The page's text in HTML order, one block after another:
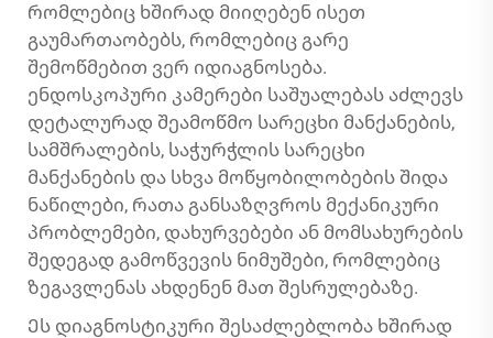
რომლებიც ხშირად მიიღებენ ისეთ
გაუმართაობებს, რომლებიც გარე
შემოწმებით ვერ იდიაგნოსება.
ენდოსკოპური კამერები საშუალებას აძლევს
დეტალურად შეამოწმო სარეცხი მანქანების,
სამშრალების, საჭურჭლის სარეცხი
მანქანების და სხვა მოწყობილობების შიდა
ნაწილები, რათა განსაზღვროს მექანიკური
პრობლემები, დახურვებები ან მომსახურების
შედეგად გამოწვევის ნიმუშები, რომლებიც
ზეგავლენას ახდენენ მათ შესრულებაზე.
Ეს დიაგნოსტიკური შესაძლებლობა ხშირად